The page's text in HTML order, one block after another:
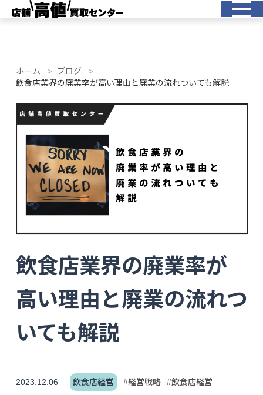
ホーム
ブログ
飲食店業界の廃業率が高い理由と廃業の流れついても解説
飲食店業界の廃業率が
高い理由と廃業の流れつ
いても解説
2023.12.06 飲食店経営 #経営戦略 #飲食店経営